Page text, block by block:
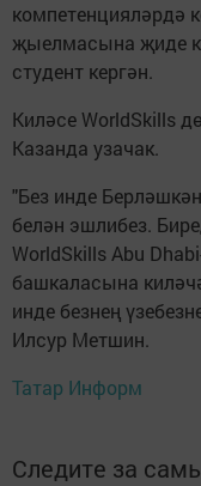
компетенцияләрдә
җыелмасына җиде
студент кергән.
Киләсе WorldSkills
Казанда узачак.
"Без инде
белән эшлибез.
WorldSkills Abu
башкаласына
инде безнең
Илсур Метшин.
Татар Информ
Следите за